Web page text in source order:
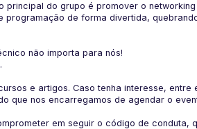
principal do grupo é promover o
de forma divertida,
não importa para nós!
e artigos. Caso tenha interesse, entre
que nos encarregamos de agendar o
em seguir o código de conduta,